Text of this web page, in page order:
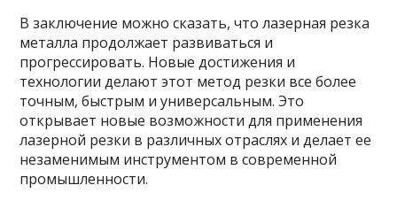
В заключение можно сказать, что лазерная резка
металла продолжает развиваться и
прогрессировать. Новые достижения и
технологии делают этот метод резки все более
точным, быстрым и универсальным. Это
открывает новые возможности для применения
лазерной резки в различных отраслях и делает ее
незаменимым инструментом в современной
промышленности.